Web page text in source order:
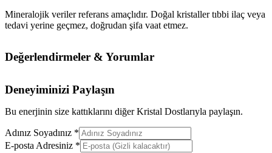
Mineralojik veriler referans amaçlıdır. Doğal kristaller tıbbi ilaç veya
tedavi yerine geçmez, doğrudan şifa vaat etmez.
Değerlendirmeler & Yorumlar
Deneyiminizi Paylaşın
Bu enerjinin size kattıklarını diğer Kristal Dostlarıyla paylaşın.
Adınız Soyadınız *
E-posta Adresiniz *